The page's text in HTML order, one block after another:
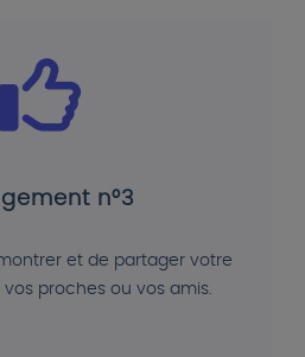
n°3
et de partager votre
proches ou vos amis.